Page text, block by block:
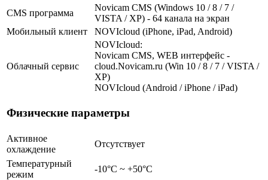
CMS программа
Novicam CMS (Windows 10 / 8 / 7 /
VISTA / XP) - 64 канала на экран
Мобильный клиент
NOVIcloud (iPhone, iPad, Android)
Облачный сервис
NOVIcloud:
Novicam CMS, WEB интерфейс -
cloud.Novicam.ru (Win 10 / 8 / 7 / VISTA /
XP)
NOVIcloud (Android / iPhone / iPad)
Физические параметры
Активное
охлаждение
Отсутствует
Температурный
режим
-10°C ~ +50°C